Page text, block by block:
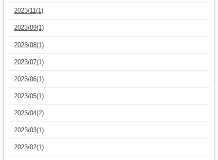
2023/11(1)
2023/09(1)
2023/08(1)
2023/07(1)
2023/06(1)
2023/05(1)
2023/04(2)
2023/03(1)
2023/02(1)